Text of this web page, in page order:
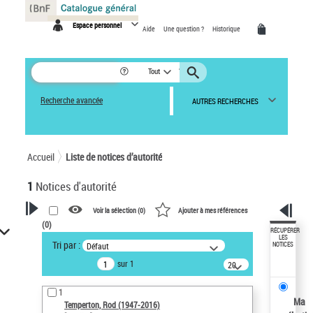
Espace personnel Aide Une question ? Historique
Tout
Recherche avancée AUTRES RECHERCHES
Accueil Liste de notices d’autorité
1 Notices d'autorité
VOTRE RECHERCHE
Recherche avancée dans les
notices d’autorité
Œuvres liées à l'auteur :
Temperton, Rod (1947-2016)
Voir la sélection (0) Ajouter à mes références
(0)
Tri par : Défaut
sur 1
20
résultats/page
1
Temperton, Rod (1947-2016)
RÉCUPÉRER
LES
NOTICES
Ma
Panneau de gestion des cookies